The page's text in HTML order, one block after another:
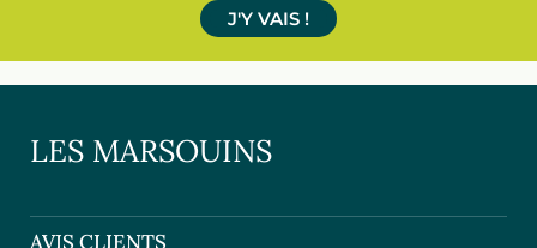
J'Y VAIS !
LES MARSOUINS
AVIS CLIENTS